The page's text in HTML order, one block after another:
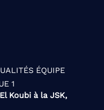
ÉQUIPE
1
Koubi à la JSK,